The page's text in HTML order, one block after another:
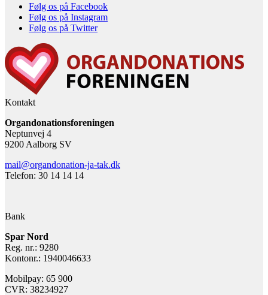
Følg os på Facebook
Følg os på Instagram
Følg os på Twitter
Kontakt
Organdonationsforeningen
Neptunvej 4
9200 Aalborg SV
mail@organdonation-ja-tak.dk
Telefon: 30 14 14 14
Bank
Spar Nord
Reg. nr.: 9280
Kontonr.: 1940046633
Mobilpay: 65 900
CVR: 38234927